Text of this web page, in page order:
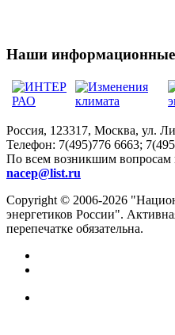
Наши
Россия, 123317, Москва, ул.
Телефон: 7(495)776 6663;
По всем возникшим вопросам
nacep@list.ru
Copyright © 2006-2026
энергетиков России".
перепечатке обязательна.